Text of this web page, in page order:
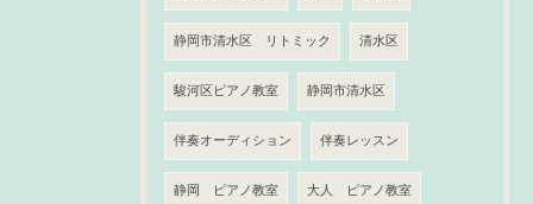
静岡市清水区 リトミック 清水区
駿河区ピアノ教室 静岡市清水区
伴奏オーディション 伴奏レッスン
静岡 ピアノ教室 大人 ピアノ教室